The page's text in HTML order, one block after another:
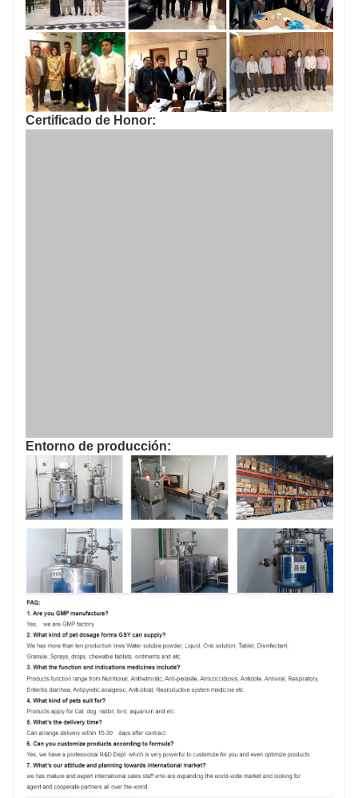
Certificado de Honor:
Entorno de producción: